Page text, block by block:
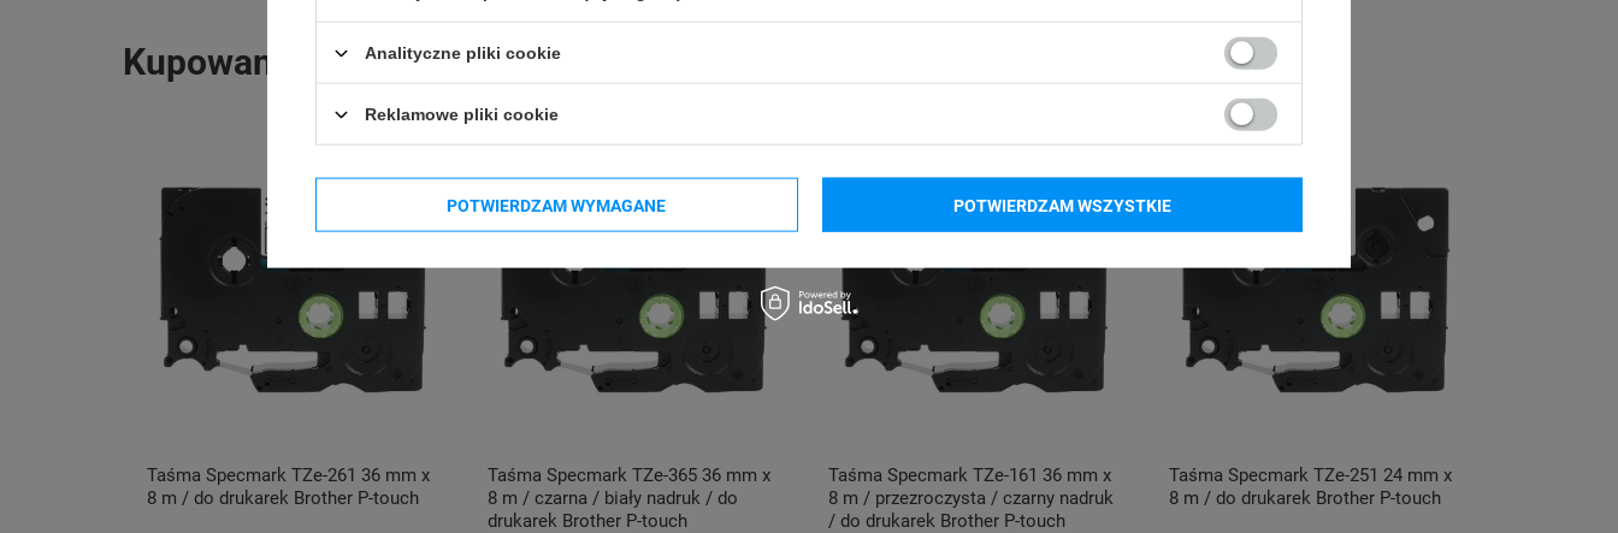
Kupowane razem
Taśma Specmark TZe-261 36 mm x
8 m / do drukarek Brother P-touch
Taśma Specmark TZe-365 36 mm x
8 m / czarna / biały nadruk / do
drukarek Brother P-touch
Taśma Specmark TZe-161 36 mm x
8 m / przezroczysta / czarny nadruk
/ do drukarek Brother P-touch
Taśma Specmark TZe-251 24 mm x
8 m / do drukarek Brother P-touch
Analityczne pliki cookie
Reklamowe pliki cookie
POTWIERDZAM WYMAGANE POTWIERDZAM WSZYSTKIE